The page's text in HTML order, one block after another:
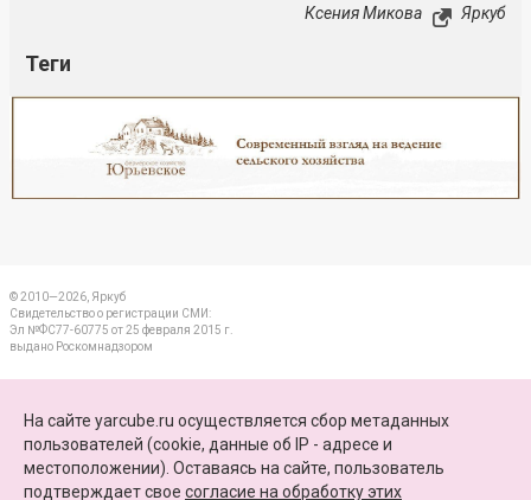
Ксения Микова Яркуб
Теги
© 2010—2026, Яркуб
Свидетельство о регистрации СМИ:
Эл №ФС77-60775 от 25 февраля 2015 г.
выдано Роскомнадзором
ПАРТНЕРЫ
КАРТА САЙТА
На сайте yarcube.ru осуществляется сбор метаданных
пользователей (cookie, данные об IP - адресе и
местоположении). Оставаясь на сайте, пользователь
подтверждает свое согласие на обработку этих